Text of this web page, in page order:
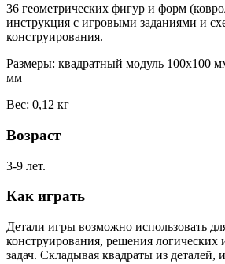
36 геометрических фигур и форм
инструкция с игровыми заданиями и
конструирования.
Размеры: квадратный модуль 100x100
мм
Вес: 0,12 кг
Возраст
3-9 лет.
Как играть
Детали игры возможно использовать
конструирования, решения логических
задач. Складывая квадраты из деталей,